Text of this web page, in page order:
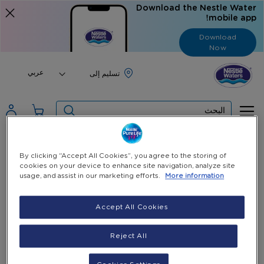
Download the Nestle Water
mobile app!
Download
Now
Language
عربي
نستله بيور لايف 6 لتر(2 زجاجة بالشرنك)
end
By clicking “Accept All Cookies”, you agree to the storing of
cookies on your device to enhance site navigation, analyze site
usage, and assist in our marketing efforts.
More information
Reject All
Accept All Cookies